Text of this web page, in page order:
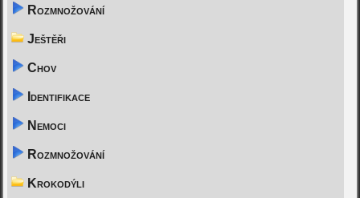
Rozmnožování
Ještěři
Chov
Identifikace
Nemoci
Rozmnožování
Krokodýli